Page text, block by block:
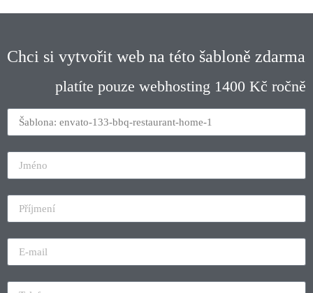
Chci si vytvořit web na této šabloně zdarma
platíte pouze webhosting 1400 Kč ročně